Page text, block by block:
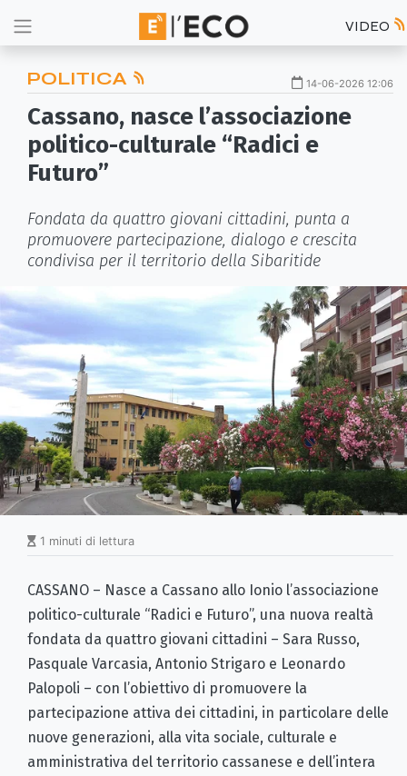
VIDEO
POLITICA 14-06-2026 12:06
Cassano, nasce l’associazione
politico-culturale “Radici e
Futuro”
Fondata da quattro giovani cittadini, punta a
promuovere partecipazione, dialogo e crescita
condivisa per il territorio della Sibaritide
1 minuti di lettura
CASSANO – Nasce a Cassano allo Ionio l’associazione
politico-culturale “Radici e Futuro”, una nuova realtà
fondata da quattro giovani cittadini – Sara Russo,
Pasquale Varcasia, Antonio Strigaro e Leonardo
Palopoli – con l’obiettivo di promuovere la
partecipazione attiva dei cittadini, in particolare delle
nuove generazioni, alla vita sociale, culturale e
amministrativa del territorio cassanese e dell’intera